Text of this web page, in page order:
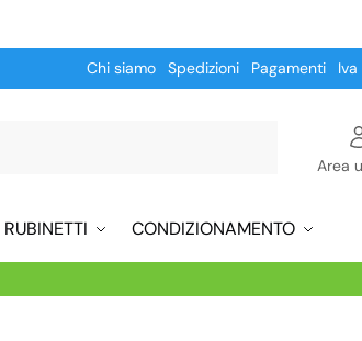
Chi siamo Spedizioni Pagamenti
Area
RUBINETTI CONDIZIONAMENTO